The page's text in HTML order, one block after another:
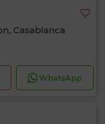
Casablanca
WhatsApp